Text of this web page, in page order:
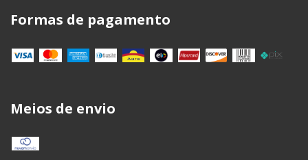
Formas de pagamento
Meios de envio